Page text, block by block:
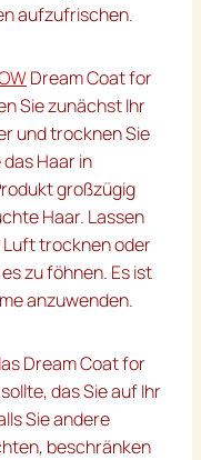
aufzufrischen.
Dream Coat for
Sie zunächst Ihr
und trocknen Sie
Haar in
großzügig
Haar. Lassen
Luft trocknen oder
zu föhnen. Es ist
anzuwenden.
Dream Coat for
das Sie auf Ihr
Sie andere
beschränken